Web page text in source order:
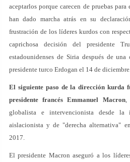
aceptarlos porque carecen de pruebas
han dado marcha atrás en su
frustración de los líderes kurdos con
caprichosa decisión del presidente
estadounidenses de Siria después de
presidente turco Erdogan el 14 de
El siguiente paso de la dirección kurda
presidente francés Emmanuel Macron,
globalista e intervencionista desde la
aislacionista y de "derecha alternativa"
2017.
El presidente Macron aseguró a los